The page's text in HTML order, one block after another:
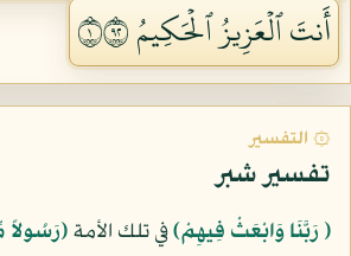
أَنتَ ٱلۡعَزِيزُ ٱلۡحَكِيمُ ١٢٩
۞ التفسير
تفسير شبر
﴿ رَبَّنَا وَابْعَثْ فِيهِمْ﴾في تلك الأمة﴿رَسُولاً